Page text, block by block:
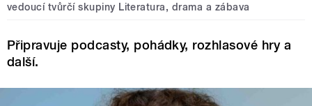
vedoucí tvůrčí skupiny Literatura, drama a zábava
Připravuje podcasty, pohádky, rozhlasové hry a
další.